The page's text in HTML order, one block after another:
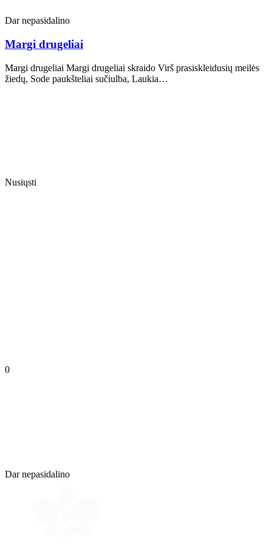
Dar nepasidalino
Margi drugeliai
Margi drugeliai Margi drugeliai skraido Virš prasiskleidusių meilės
žiedų, Sode paukšteliai sučiulba, Laukia…
Nusiųsti
0
Dar nepasidalino